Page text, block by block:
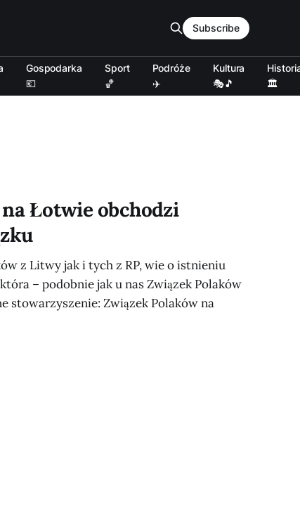
Gospodarka
💶
Sport
🏀
Podróże
✈️
Kultura
🎭🎵
🏛️
Subscribe
na Łotwie obchodzi
z Litwy jak i tych z RP, wie o istnieniu
– podobnie jak u nas Związek Polaków
stowarzyszenie: Związek Polaków na